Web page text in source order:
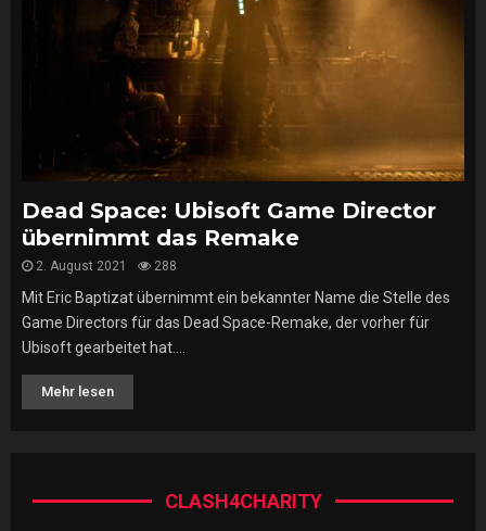
Dead Space: Ubisoft Game Director
übernimmt das Remake
2. August 2021 288
Mit Eric Baptizat übernimmt ein bekannter Name die Stelle des
Game Directors für das Dead Space-Remake, der vorher für
Ubisoft gearbeitet hat....
Mehr lesen
CLASH4CHARITY